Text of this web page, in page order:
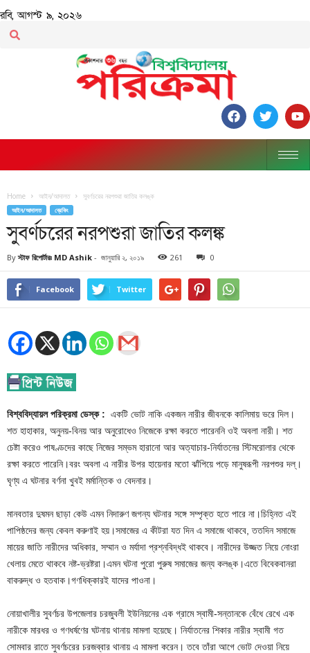
রবি, আগস্ট ৯, ২০২৬
Home আইন/আদালত সুবর্ণচরের নরপশুরা জাতির কলঙ্ক
আইন/আদালত ব্রেকিং
সুবর্ণচরের নরপশুরা জাতির কলঙ্ক
By স্টাফ রিপোর্টারঃ MD Ashik - জানুয়ারি ২, ২০১৯ 261 0
Facebook Twitter
বিশ্ববিদ্যায়ল পরিক্রমা ডেস্ক : একটি ভোট নাকি একজন নারীর জীবনকে কালিমায় ভরে দিল।
শত হাহাকার, অনুনয়-বিনয় আর অনুরোধেও নিজেকে রক্ষা করতে পারেননি ওই অবলা নারী। শত
চেষ্টা করেও পাষণ্ডদের কাছে নিজের সম্ভম হারানো আর অত্যাচার-নির্যাতনের স্টিমরোলার থেকে
রক্ষা করতে পারেনি।বরং অবলা এ নারীর উপর হায়েনার মতো ঝাঁপিয়ে পড়ে মানুষরূপী নরপশুর দল্।
ঘৃণ্য এ ঘটনার বর্ণনা খুবই মর্মান্তিক ও বেদনার।
মানবতার দুষমন ছাড়া কেউ এমন নিদারুণ জগন্য ঘটনার সঙ্গে সম্পৃক্ত হতে পারে না।চিহ্নিত এই
পাপিষ্ঠদের জন্য কেবল করুণাই হয়।সমাজের এ কীটরা যত দিন এ সমাজে থাকবে, ততদিন সমাজে
মায়ের জাতি নারীদের অধিকার, সম্মান ও মর্যাদা প্রশ্নবিদ্ধই থাকবে। নারীদের উজ্জত নিয়ে নোংরা
খেলায় মেতে থাকবে নষ্ট-ভ্রষ্টরা।এমন ঘটনা পুরো পুরুষ সমাজের জন্য কলঙ্ক।এতে বিবেকবানরা
বাকরুদ্ধ ও হতবাক।গণধিক্কারই যাদের পাওনা।
নোয়াখালীর সুবর্ণচর উপজেলার চরজুবলী ইউনিয়নের এক গ্রামে স্বামী-সন্তানকে বেঁধে রেখে এক
নারীকে মারধর ও গণধর্ষণের ঘটনায় থানায় মামলা হয়েছে। নির্যাতনের শিকার নারীর স্বামী গত
সোমবার রাতে সুবর্ণচরের চরজব্বার থানায় এ মামলা করেন। তবে তাঁরা আগে ভোট দেওয়া নিয়ে